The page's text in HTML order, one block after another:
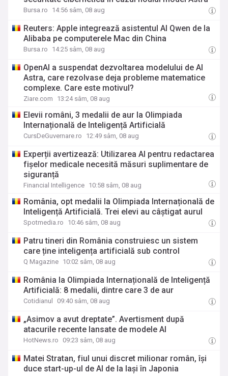
Bursa.ro 14:56 sâm, 08 aug
Reuters: Apple integrează asistentul AI Qwen de la
Alibaba pe computerele Mac din China
Bursa.ro 14:25 sâm, 08 aug
OpenAI a suspendat dezvoltarea modelului de AI
Astra, care rezolvase deja probleme matematice
complexe. Care este motivul?
Ziare.com 13:24 sâm, 08 aug
Elevii români, 3 medalii de aur la Olimpiada
Internațională de Inteligență Artificială
CursDeGuvernare.ro 12:49 sâm, 08 aug
Experții avertizează: Utilizarea AI pentru redactarea
fișelor medicale necesită măsuri suplimentare de
siguranță
Financial Intelligence 10:58 sâm, 08 aug
România, opt medalii la Olimpiada Internațională de
Inteligență Artificială. Trei elevi au câștigat aurul
Spotmedia.ro 10:46 sâm, 08 aug
Patru tineri din România construiesc un sistem
care ține inteligența artificială sub control
Q Magazine 10:02 sâm, 08 aug
România la Olimpiada Internațională de Inteligență
Artificială: 8 medalii, dintre care 3 de aur
Cotidianul 09:40 sâm, 08 aug
„Asimov a avut dreptate”. Avertisment după
atacurile recente lansate de modele AI
HotNews.ro 09:23 sâm, 08 aug
Matei Stratan, fiul unui discret milionar român, își
duce start-up-ul de AI de la Iași în Japonia